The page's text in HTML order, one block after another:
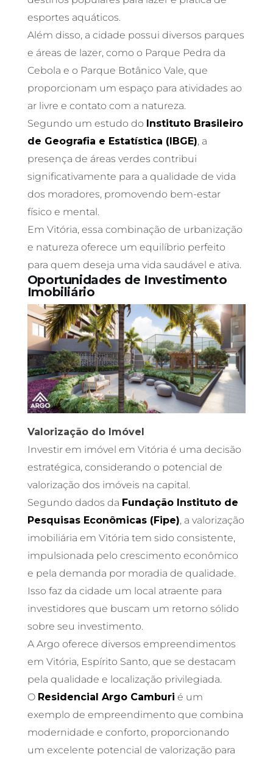
esportes aquáticos.
Além disso, a cidade possui diversos parques
e áreas de lazer, como o Parque Pedra da
Cebola e o Parque Botânico Vale, que
proporcionam um espaço para atividades ao
ar livre e contato com a natureza.
Segundo um estudo do Instituto Brasileiro
de Geografia e Estatística (IBGE), a
presença de áreas verdes contribui
significativamente para a qualidade de vida
dos moradores, promovendo bem-estar
físico e mental.
Em Vitória, essa combinação de urbanização
e natureza oferece um equilíbrio perfeito
para quem deseja uma vida saudável e ativa.
Oportunidades de Investimento
Imobiliário
Valorização do Imóvel
Investir em imóvel em Vitória é uma decisão
estratégica, considerando o potencial de
valorização dos imóveis na capital.
Segundo dados da Fundação Instituto de
Pesquisas Econômicas (Fipe), a valorização
imobiliária em Vitória tem sido consistente,
impulsionada pelo crescimento econômico
e pela demanda por moradia de qualidade.
Isso faz da cidade um local atraente para
investidores que buscam um retorno sólido
sobre seu investimento.
A Argo oferece diversos empreendimentos
em Vitória, Espírito Santo, que se destacam
pela qualidade e localização privilegiada.
O Residencial Argo Camburi é um
exemplo de empreendimento que combina
modernidade e conforto, proporcionando
um excelente potencial de valorização para